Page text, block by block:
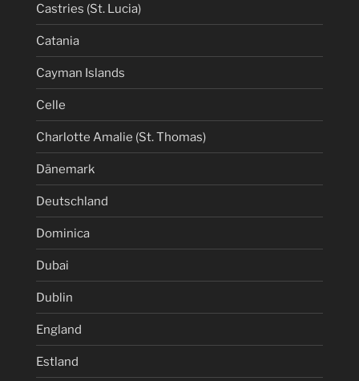
Castries (St. Lucia)
Catania
Cayman Islands
Celle
Charlotte Amalie (St. Thomas)
Dänemark
Deutschland
Dominica
Dubai
Dublin
England
Estland